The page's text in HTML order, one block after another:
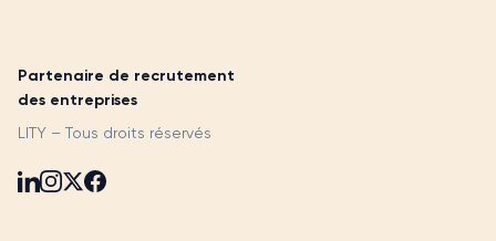
Partenaire de recrutement
des entreprises
LITY – Tous droits réservés